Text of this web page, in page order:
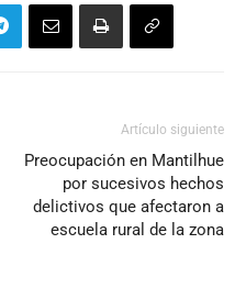
Artículo siguiente
Preocupación en Mantilhue
por sucesivos hechos
delictivos que afectaron a
escuela rural de la zona